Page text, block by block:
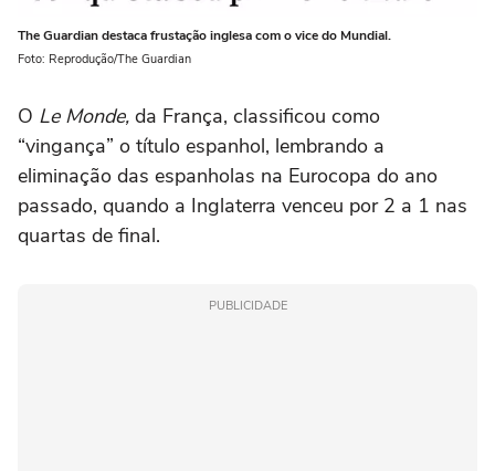
The Guardian destaca frustação inglesa com o vice do Mundial.
Foto: Reprodução/The Guardian
O Le Monde, da França, classificou como
“vingança” o título espanhol, lembrando a
eliminação das espanholas na Eurocopa do ano
passado, quando a Inglaterra venceu por 2 a 1 nas
quartas de final.
PUBLICIDADE